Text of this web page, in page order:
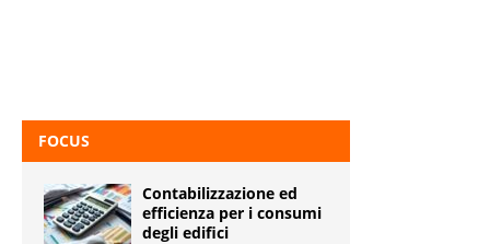
FOCUS
Contabilizzazione ed
efficienza per i consumi
degli edifici